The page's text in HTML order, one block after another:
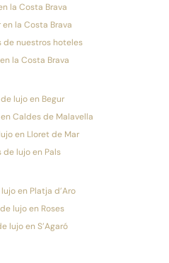
la Costa Brava
la Costa Brava
de nuestros hoteles
la Costa Brava
lujo en Begur
Caldes de Malavella
en Lloret de Mar
de lujo en Pals
en Platja d’Aro
lujo en Roses
lujo en S’Agaró